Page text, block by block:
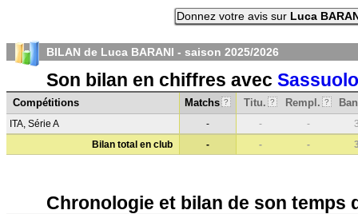
Donnez votre avis sur Luca
BILAN de Luca BARANI - saison 2025/2026
Son bilan en chiffres avec Sassuolo
Compétitions Matchs ? Titu. ? Rempl. ?
ITA, Série A - - -
Bilan total en club
- - -
Chronologie et bilan de son temps